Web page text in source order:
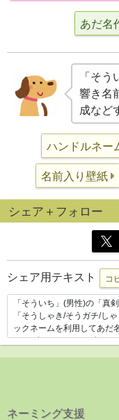
あだ名
「そ
響き名
成など
ハンドルネー
名前入り壁紙
シェア＋フォロー
シェア用テキスト コ
ネーミング支援